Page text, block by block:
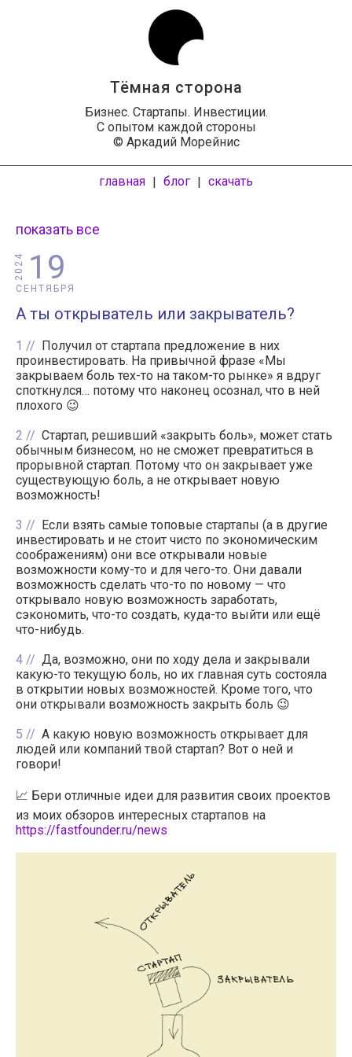
Тёмная сторона
Бизнес. Стартапы. Инвестиции.
С опытом каждой стороны
© Аркадий Морейнис
главная | блог | скачать
показать все
19
СЕНТЯБРЯ
2024
А ты открыватель или закрыватель?
1
Получил от стартапа предложение в них
проинвестировать. На привычной фразе «Мы
закрываем боль тех-то на таком-то рынке» я вдруг
споткнулся… потому что наконец осознал, что в ней
плохого 😉
2
Стартап, решивший «закрыть боль», может стать
обычным бизнесом, но не сможет превратиться в
прорывной стартап. Потому что он закрывает уже
существующую боль, а не открывает новую
возможность!
3
Если взять самые топовые стартапы (а в другие
инвестировать и не стоит чисто по экономическим
соображениям) они все открывали новые
возможности кому-то и для чего-то. Они давали
возможность сделать что-то по новому — что
открывало новую возможность заработать,
сэкономить, что-то создать, куда-то выйти или ещё
что-нибудь.
4
Да, возможно, они по ходу дела и закрывали
какую-то текущую боль, но их главная суть состояла
в открытии новых возможностей. Кроме того, что
они открывали возможность закрыть боль 😉
5
А какую новую возможность открывает для
людей или компаний твой стартап? Вот о ней и
говори!
📈 Бери отличные идеи для развития своих проектов
из моих обзоров интересных стартапов на
https://fastfounder.ru/news